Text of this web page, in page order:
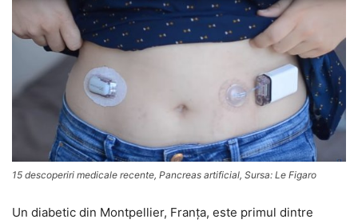
15 descoperiri medicale recente, Pancreas artificial, Sursa: Le Figaro
Un diabetic din Montpellier, Franţa, este primul dintre